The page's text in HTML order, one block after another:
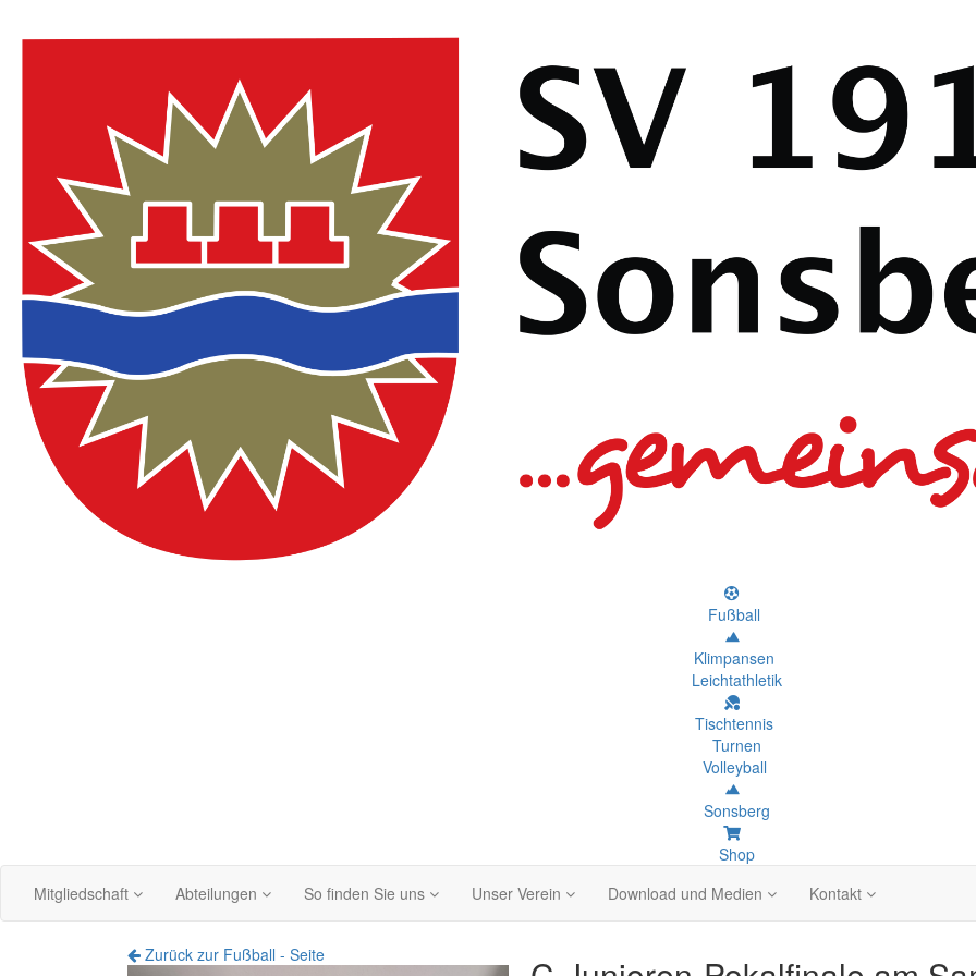
Fußball
Klimpansen
Leichtathletik
Tischtennis
Turnen
Volleyball
Sonsberg
Shop
Mitgliedschaft
Abteilungen So finden Sie uns Unser Verein Download und Medien Kontakt
Zurück zur Fußball - Seite